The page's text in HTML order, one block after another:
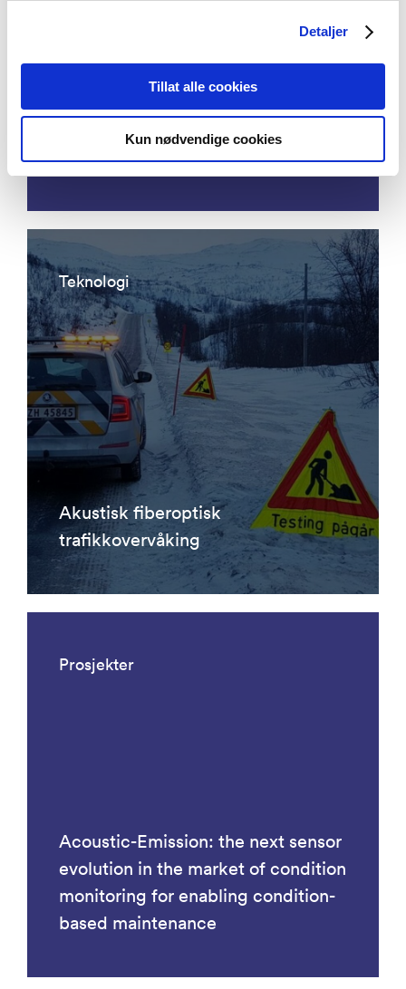
Detaljer
Tillat alle cookies
Kun nødvendige cookies
instrumentation for permanent
condition monitoring of pipeline
Teknologi
Akustisk fiberoptisk
trafikkovervåking
Prosjekter
Acoustic-Emission: the next sensor
evolution in the market of condition
monitoring for enabling condition-
based maintenance